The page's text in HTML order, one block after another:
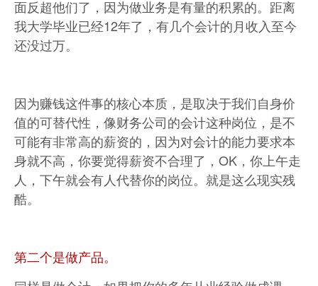
面反超他们了，因为做业务是有量的积累的。距离
我大学毕业已经12年了，有几个会计的月收入至今
还没过万。
因为赚钱这件事的核心本质，是取决于我们自身价
值的可替代性，像财务公司的会计这种岗位，是不
可能有非常高的薪资的，因为对会计的能力要求本
身就不高，你要觉得薪资不合理了，OK，你上午走
人，下午就会有人代替你的岗位。就是这么现实残
酷。
第二个是做产品。